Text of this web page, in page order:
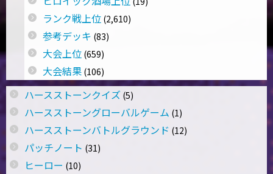
ランク戦上位 (2,610)
参考デッキ (83)
大会上位 (659)
大会結果 (106)
ハースストーンクイズ (5)
ハースストーングローバルゲーム (1)
ハースストーンバトルグラウンド (12)
パッチノート (31)
ヒーロー (10)